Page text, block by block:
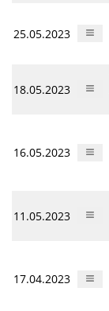
25.05.2023
18.05.2023
16.05.2023
11.05.2023
17.04.2023